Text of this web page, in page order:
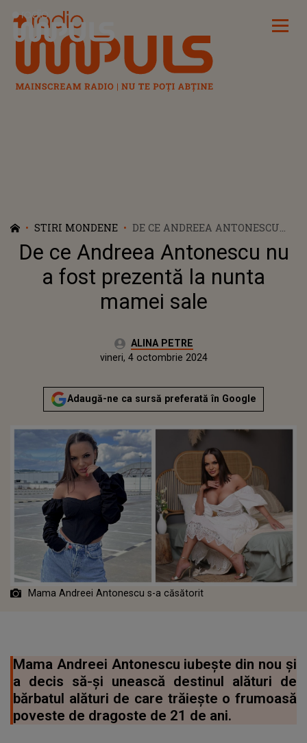
Radio Impuls
STIRI MONDENE
DE CE ANDREEA ANTONESCU
NU A FOST PREZENTĂ LA
NUNTA MAMEI SALE
De ce Andreea Antonescu nu
a fost prezentă la nunta
mamei sale
Autor:ALINA PETRE
miercuri, 4 octombrie 2023
Actualizat:
vineri, 4 octombrie 2024
Adaugă-ne ca sursă preferată în Google
Mama Andreei Antonescu s-a căsătorit
Mama Andreei Antonescu iubește din nou și
a decis să-și unească destinul alături de
bărbatul alături de care trăiește o frumoasă
poveste de dragoste de 21 de ani.